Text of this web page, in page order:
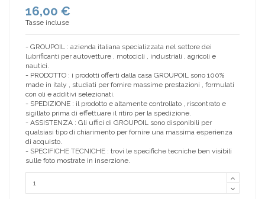
16,00 €
Tasse incluse
- GROUPOIL : azienda italiana specializzata nel settore dei
lubrificanti per autovetture , motocicli , industriali , agricoli e
nautici.
- PRODOTTO : i prodotti offerti dalla casa GROUPOIL sono 100%
made in italy , studiati per fornire massime prestazioni , formulati
con oli e additivi selezionati.
- SPEDIZIONE : il prodotto e altamente controllato , riscontrato e
sigillato prima di effettuare il ritiro per la spedizione.
- ASSISTENZA : Gli uffici di GROUPOIL sono disponibili per
qualsiasi tipo di chiarimento per fornire una massima esperienza
di acquisto.
- SPECIFICHE TECNICHE : trovi le specifiche tecniche ben visibili
sulle foto mostrate in inserzione.